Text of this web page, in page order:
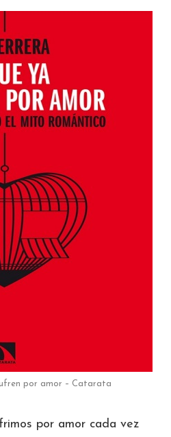
por amor – Catarata
por amor cada vez